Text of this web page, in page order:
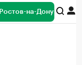
Ростов-на-Дону